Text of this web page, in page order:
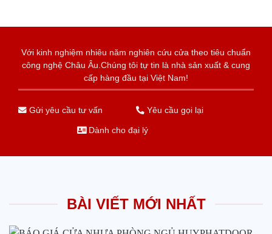
Với kinh nghiệm nhiêu năm nghiên cứu cửa theo tiêu chuẩn
công nghệ Châu Âu.Chúng tôi tự tin là nhà sản xuất & cung
cấp hàng đầu tại Việt Nam!
Gửi yêu cầu tư vấn Yêu cầu gọi lại
Dành cho đại lý
BÀI VIẾT MỚI NHẤT